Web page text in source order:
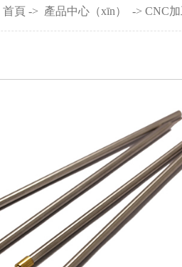
CNC長軸加工
銅件CNC加工 銷（
首頁 -> 產品中心（xīn） -> CNC加